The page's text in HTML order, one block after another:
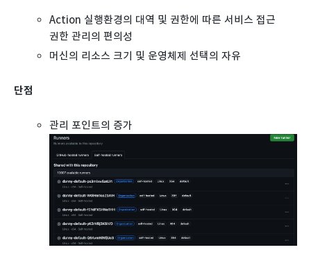
Action 실행환경의 대역 및 권한에 따른 서비스 접근
권한 관리의 편의성
머신의 리소스 크기 및 운영체제 선택의 자유
단점
관리 포인트의 증가